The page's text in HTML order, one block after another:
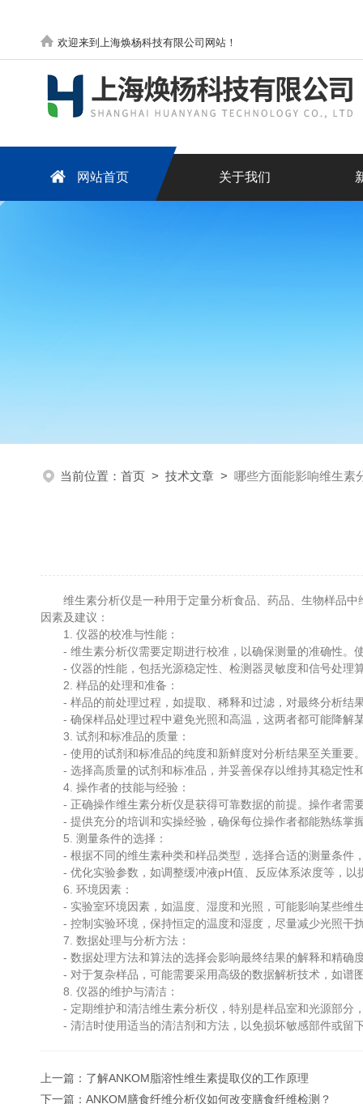
欢迎来到上海焕杨科技有限公司网站！
网站首页 关于我们
当前位置： 首页 > 技术文章 > 哪些方面能影响维生素
维生素分析仪是一种用于定量分析食品、药品、生物样品中
因素及建议：
1. 仪器的校准与性能：
- 维生素分析仪需要定期进行校准，以确保测量的准确性。
- 仪器的性能，包括光源稳定性、检测器灵敏度和信号处理
2. 样品的处理和准备：
- 样品的前处理过程，如提取、稀释和过滤，对最终分析结
- 确保样品处理过程中避免光照和高温，这两者都可能降解
3. 试剂和标准品的质量：
- 使用的试剂和标准品的纯度和新鲜度对分析结果至关重要
- 选择高质量的试剂和标准品，并妥善保存以维持其稳定性
4. 操作者的技能与经验：
- 正确操作维生素分析仪是获得可靠数据的前提。操作者需
- 提供充分的培训和实操经验，确保每位操作者都能熟练掌
5. 测量条件的选择：
- 根据不同的维生素种类和样品类型，选择合适的测量条件
- 优化实验参数，如调整缓冲液pH值、反应体系浓度等，以
6. 环境因素：
- 实验室环境因素，如温度、湿度和光照，可能影响某些维
- 控制实验环境，保持恒定的温度和湿度，尽量减少光照干
7. 数据处理与分析方法：
- 数据处理方法和算法的选择会影响最终结果的解释和精确
- 对于复杂样品，可能需要采用高级的数据解析技术，如谱
8. 仪器的维护与清洁：
- 定期维护和清洁维生素分析仪，特别是样品室和光源部分
- 清洁时使用适当的清洁剂和方法，以免损坏敏感部件或留
上一篇： 了解ANKOM脂溶性维生素提取仪的工作原理
下一篇： ANKOM膳食纤维分析仪如何改变膳食纤维检测？